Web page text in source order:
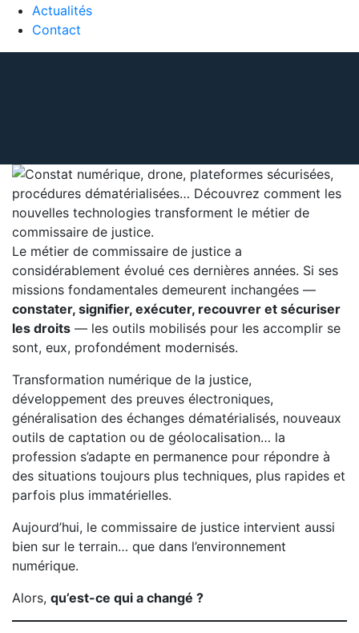
Actualités
Contact
Le métier de commissaire de justice a
considérablement évolué ces dernières années. Si ses
missions fondamentales demeurent inchangées —
constater, signifier, exécuter, recouvrer et sécuriser
les droits — les outils mobilisés pour les accomplir se
sont, eux, profondément modernisés.
Transformation numérique de la justice,
développement des preuves électroniques,
généralisation des échanges dématérialisés, nouveaux
outils de captation ou de géolocalisation… la
profession s’adapte en permanence pour répondre à
des situations toujours plus techniques, plus rapides et
parfois plus immatérielles.
Aujourd’hui, le commissaire de justice intervient aussi
bien sur le terrain… que dans l’environnement
numérique.
Alors, qu’est-ce qui a changé ?